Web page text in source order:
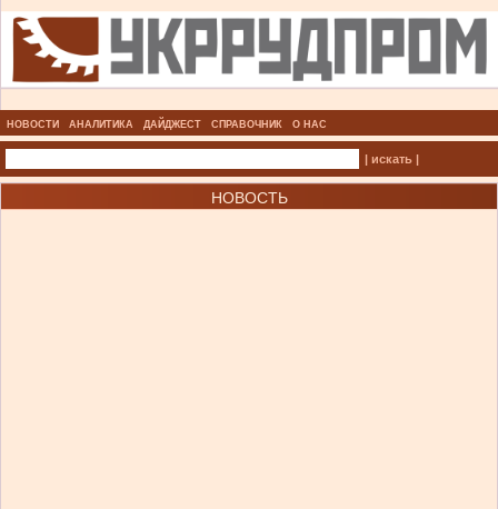
НОВОСТИ АНАЛИТИКА ДАЙДЖЕСТ СПРАВОЧНИК О НАС
| искать |
НОВОСТЬ